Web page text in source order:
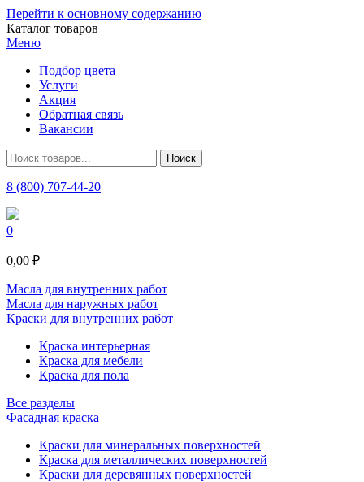
Перейти к основному содержанию
Каталог товаров
Меню
Подбор цвета
Услуги
Акция
Обратная связь
Вакансии
8 (800) 707-44-20
0
0,00 ₽
Масла для внутренних работ
Масла для наружных работ
Краски для внутренних работ
Краска интерьерная
Краска для мебели
Краска для пола
Все разделы
Фасадная краска
Краски для минеральных поверхностей
Краска для металлических поверхностей
Краски для деревянных поверхностей